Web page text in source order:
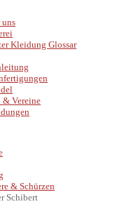
uns
Kleidung Glossar
& Vereine
& Schürzen
Schibert